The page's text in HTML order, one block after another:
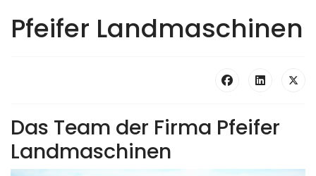
Pfeifer Landmaschinen
Das Team der Firma Pfeifer
Landmaschinen